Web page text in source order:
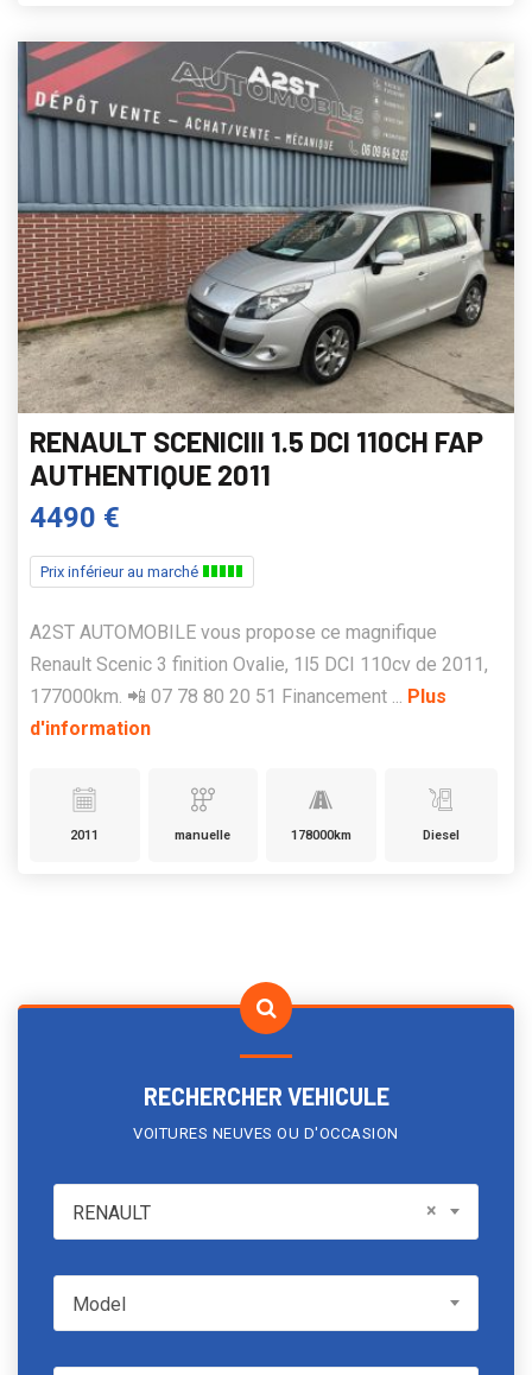
RENAULT SCENICIII 1.5 DCI 110CH FAP
AUTHENTIQUE 2011
4490 €
Prix inférieur au marché
A2ST AUTOMOBILE vous propose ce magnifique
Renault Scenic 3 finition Ovalie, 1l5 DCI 110cv de 2011,
177000km. 📲 07 78 80 20 51 Financement ... Plus
d'information
2011 manuelle 178000km Diesel
RECHERCHER VEHICULE
VOITURES NEUVES OU D'OCCASION
RENAULT ×
RENAULT
ModelModel